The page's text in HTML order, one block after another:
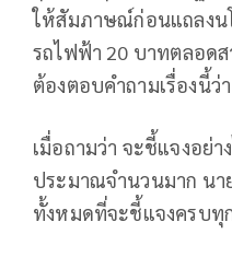
ให้สัมภาษณ์ก่อนแถลงน
รถไฟฟ้า 20 บาทตลอด
ต้องตอบคำถามเรื่องนี้
เมื่อถามว่า จะชี้แจงอย่า
ประมาณจำนวนมาก นา
ทั้งหมดที่จะชี้แจงครบทุ